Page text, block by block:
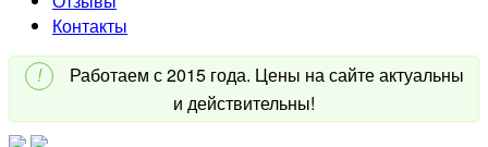
Контакты
!
Работаем с 2015 года. Цены на сайте актуальны
и действительны!